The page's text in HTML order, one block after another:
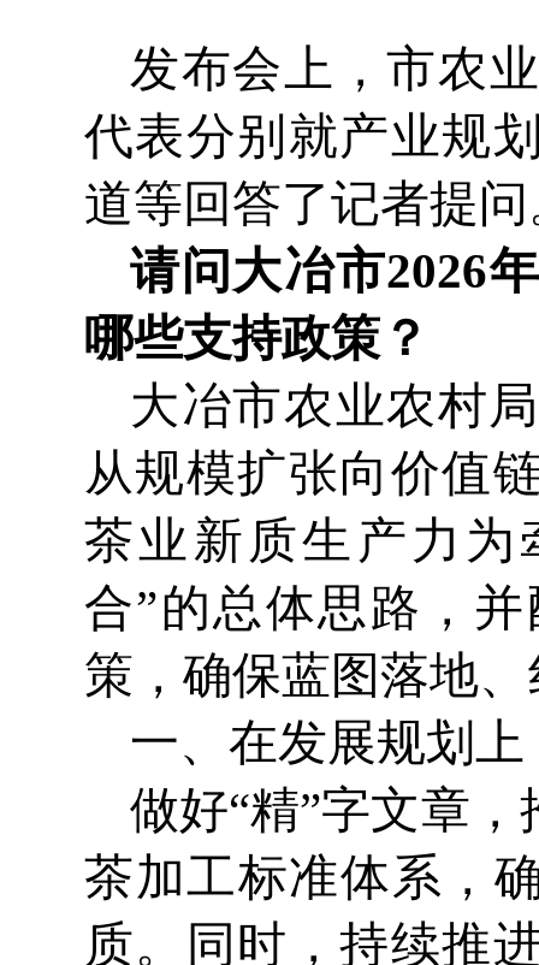
发布会上，市农
代表分别就产业规
道等回答了记者提
请问大冶市2026
哪些支持政策？
大冶市农业农村
从规模扩张向价值
茶业新质生产力为
合”的总体思路，
策，确保蓝图落地
一、在发展规划
做好“精”字文章
茶加工标准体系，
质。同时，持续推